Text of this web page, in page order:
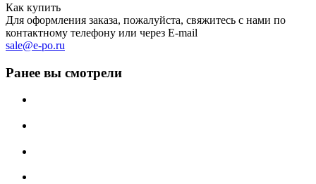
Как купить
Для оформления заказа, пожалуйста, свяжитесь с нами по
контактному телефону или через E-mail
sale@e-po.ru
Ранее вы смотрели